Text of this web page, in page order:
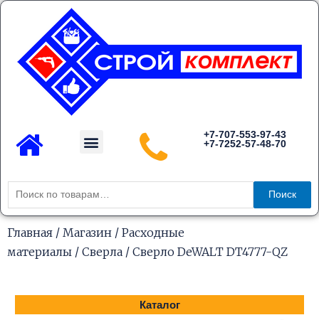
Перейти
содержимому
Menu
+7-707-553-97-43
+7-7252-57-48-70
Искать:
Поиск
Главная / Магазин / Расходные
материалы / Сверла / Сверло DeWALT DT4777-QZ
Каталог